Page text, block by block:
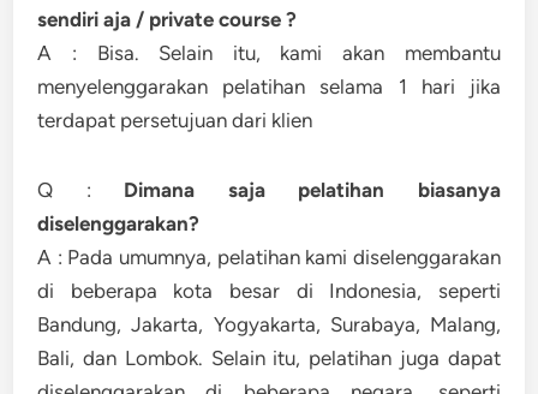
sendiri aja / private course ?
A : Bisa. Selain itu, kami akan membantu
menyelenggarakan pelatihan selama 1 hari jika
terdapat persetujuan dari klien
Q : Dimana saja pelatihan biasanya
diselenggarakan?
A : Pada umumnya, pelatihan kami diselenggarakan
di beberapa kota besar di Indonesia, seperti
Bandung, Jakarta, Yogyakarta, Surabaya, Malang,
Bali, dan Lombok. Selain itu, pelatihan juga dapat